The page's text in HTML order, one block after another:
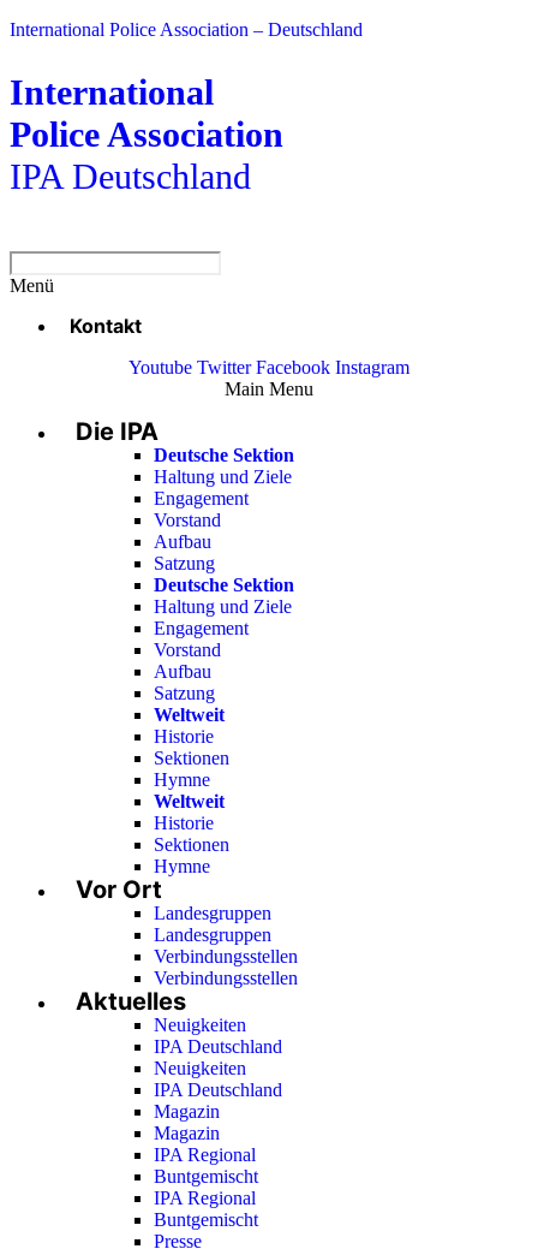
International Police Association – Deutschland
International
Police Association
IPA Deutschland
Menü
Kontakt
Youtube Twitter Facebook Instagram
Main Menu
Die IPA
Deutsche Sektion
Haltung und Ziele
Engagement
Vorstand
Aufbau
Satzung
Deutsche Sektion
Haltung und Ziele
Engagement
Vorstand
Aufbau
Satzung
Weltweit
Historie
Sektionen
Hymne
Weltweit
Historie
Sektionen
Hymne
Vor Ort
Landesgruppen
Landesgruppen
Verbindungsstellen
Verbindungsstellen
Aktuelles
Neuigkeiten
IPA Deutschland
Neuigkeiten
IPA Deutschland
Magazin
Magazin
IPA Regional
Buntgemischt
IPA Regional
Buntgemischt
Presse